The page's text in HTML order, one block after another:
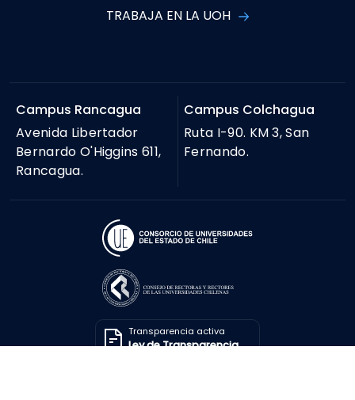
TRABAJA EN LA UOH
Campus Rancagua
Avenida Libertador
Bernardo O'Higgins 611,
Rancagua.
Campus Colchagua
Ruta I-90. KM 3, San
Fernando.
Transparencia activa
Ley de Transparencia